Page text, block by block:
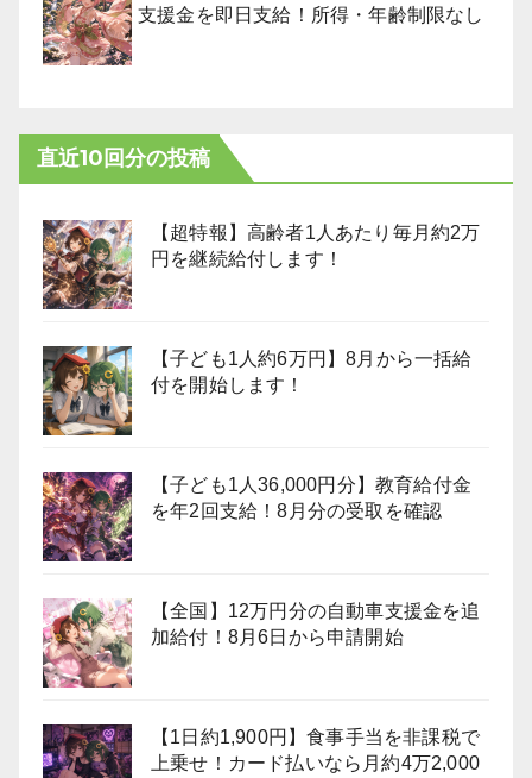
支援金を即日支給！所得・年齢制限なし
直近10回分の投稿
【超特報】高齢者1人あたり毎月約2万
円を継続給付します！
【子ども1人約6万円】8月から一括給
付を開始します！
【子ども1人36,000円分】教育給付金
を年2回支給！8月分の受取を確認
【全国】12万円分の自動車支援金を追
加給付！8月6日から申請開始
【1日約1,900円】食事手当を非課税で
上乗せ！カード払いなら月約4万2,000